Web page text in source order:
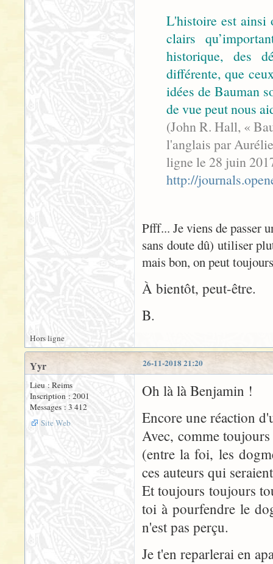
L'histoire est ainsi
clairs
historique, des
différente, que
idées de Bauman
de vue peut nous
(John R. Hall, «
l'anglais par
ligne le 28 juin
http://
Pfff... Je viens de passer
sans doute dû) utiliser
mais bon, on peut
À bientôt, peut-être.
B.
Hors ligne
26-11-2018 21:20
Yyr
Lieu : Reims
Inscription : 2001
Messages : 3 412
Site Web
Oh là là Benjamin !
Encore une réaction
Avec, comme toujours
(entre la foi, les
ces auteurs qui
Et toujours toujours
toi à pourfendre le
n'est pas perçu.
Je t'en reparlerai en